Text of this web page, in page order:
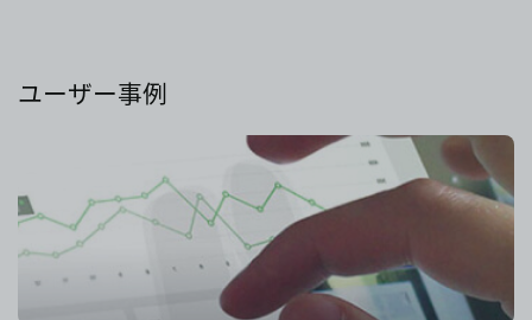
ユーザー事例